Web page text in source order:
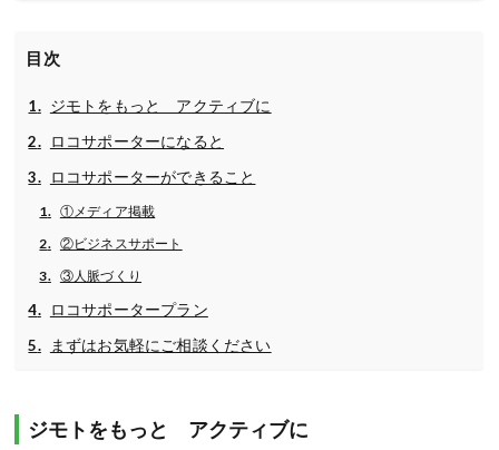
目次
ジモトをもっと アクティブに
ロコサポーターになると
ロコサポーターができること
①メディア掲載
②ビジネスサポート
③人脈づくり
ロコサポータープラン
まずはお気軽にご相談ください
ジモトをもっと アクティブに